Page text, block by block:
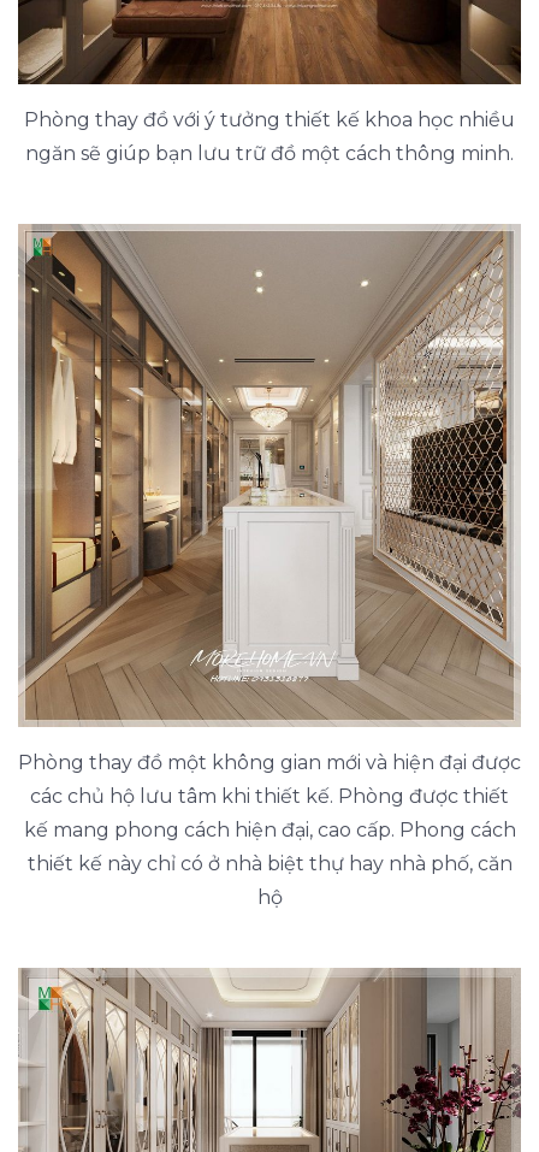
Phòng thay đồ với ý tưởng thiết kế khoa học nhiều
ngăn sẽ giúp bạn lưu trữ đồ một cách thông minh.
Phòng thay đồ một không gian mới và hiện đại được
các chủ hộ lưu tâm khi thiết kế. Phòng được thiết
kế mang phong cách hiện đại, cao cấp. Phong cách
thiết kế này chỉ có ở nhà biệt thự hay nhà phố, căn
hộ